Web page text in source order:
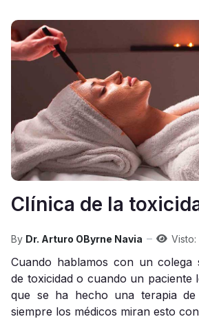
Clínica de la
By Dr. Arturo OByrne Navia
Cuando hablamos con un colega
de toxicidad o cuando un paciente
que se ha hecho una terapia de
siempre los médicos miran esto